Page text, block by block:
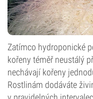
Zatímco hydroponické
kořeny téměř neustálý
nechávají kořeny
Rostlinám dodáváte